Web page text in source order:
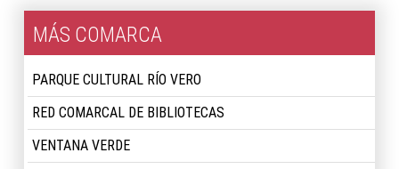
MÁS COMARCA
PARQUE CULTURAL RÍO VERO
RED COMARCAL DE BIBLIOTECAS
VENTANA VERDE